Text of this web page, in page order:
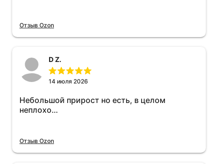
Отзыв Ozon
D Z.
14 июля 2026
Небольшой прирост но есть, в целом
неплохо…
Отзыв Ozon